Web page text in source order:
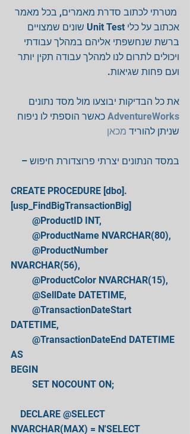
מטרתי לכתוב סדרת מאמרים, בכל מאמר
אכתוב על כלי Unit Test שונים שמצויים
ברשת שנחשפתי אליהם במהלך עבודתי
ויכולים לתרום לנו למהלך עבודה תקין יותר
ועם פחות שגיאות.
את כל הבדיקות יבוצעו מול מסד נתונים
AdventureWorks כאשר הוספתי לו ניפוח
שניתן להוריד מכאן
במסד הנתונים יצרתי פרוצדורת חיפוש –
CREATE PROCEDURE [dbo].
[usp_FindBigTransactionBig]
         @ProductID INT,
         @ProductName NVARCHAR(80),
NVARCHAR(56),
         @ProductColor NVARCHAR(15),
         @SellDate DATETIME,
DATETIME,
         @TransactionDateEnd DATETIME
AS
BEGIN
         SET NOCOUNT ON;
NVARCHAR(MAX) = N'SELECT